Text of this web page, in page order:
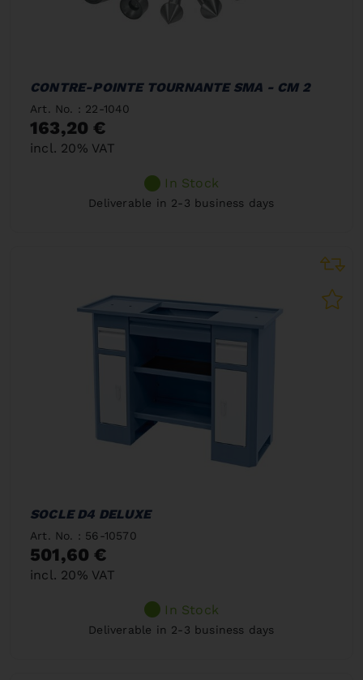
CONTRE-POINTE TOURNANTE SMA - CM 2
Art. No. : 22-1040
163,20 €
incl. 20% VAT
In Stock
Deliverable in 2-3 business days
SOCLE D4 DELUXE
Art. No. : 56-10570
501,60 €
incl. 20% VAT
In Stock
Deliverable in 2-3 business days